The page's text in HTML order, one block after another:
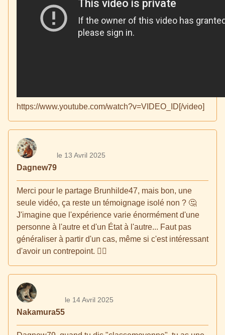
https://www.youtube.com/watch?v=VIDEO_ID[/video]
Dagnew79
le 13 Avril 2025
Merci pour le partage Brunhilde47, mais bon, une
seule vidéo, ça reste un témoignage isolé non ? 🤔
J'imagine que l'expérience varie énormément d'une
personne à l'autre et d'un État à l'autre... Faut pas
généraliser à partir d'un cas, même si c'est intéressant
d'avoir un contrepoint. 🤷‍♂️
Nakamura55
le 14 Avril 2025